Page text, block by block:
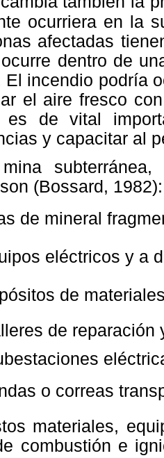
ocurriera en la
afectadas
dentro de
El incendio podría
el aire fresco
es de vital
y capacitar al
(Bossard, 1982):
de mineral
eléctricos y a
de
de reparación
o correas
materiales,
combustión e